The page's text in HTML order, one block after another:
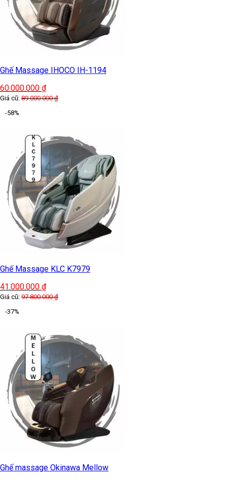
Ghế Massage IHOCO IH-1194
60.000.000 ₫
Giá cũ: 89.000.000₫
-58%
Ghế Massage KLC K7979
41.000.000 ₫
Giá cũ: 97.800.000₫
-37%
Ghế massage Okinawa Mellow